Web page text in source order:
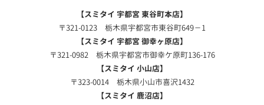
【スミタイ 宇都宮 東谷町本店】
〒321-0123 栃木県宇都宮市東谷町649－1
【スミタイ 宇都宮 御幸ヶ原店】
〒321-0982 栃木県宇都宮市御幸ケ原町136-176
【スミタイ 小山店】
〒323-0014 栃木県小山市喜沢1432
【スミタイ 鹿沼店】